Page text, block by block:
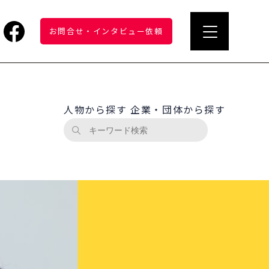
お問合せ ・ インタビュー依頼
人物から探す 企業・団体から探す